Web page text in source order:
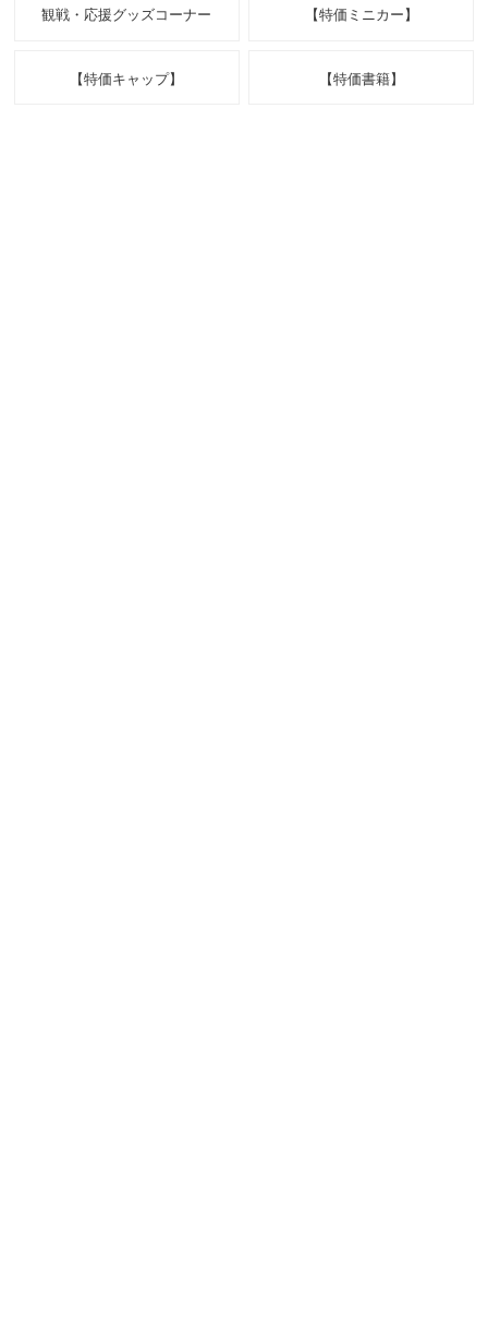
観戦・応援グッズコーナー 【特価ミニカー】
【特価キャップ】 【特価書籍】